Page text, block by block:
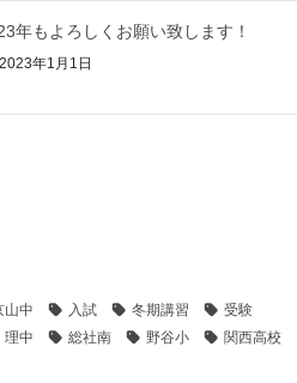
年もよろしくお願い致します！
2023年1月1日
山中 入試 冬期講習
受験
理中 総社南 野谷小
関西高校